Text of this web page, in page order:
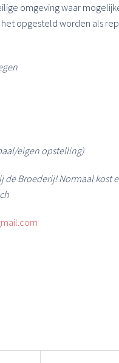
omgeving waar
opgesteld worden als
eigen opstelling)
Broederij! Normaal kost